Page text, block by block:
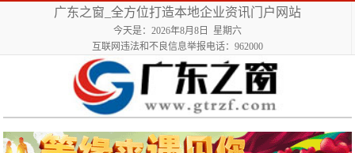
广东之窗_全方位打造本地企业资讯门户网站
今天是：2026年8月8日 星期六
互联网违法和不良信息举报电话：962000